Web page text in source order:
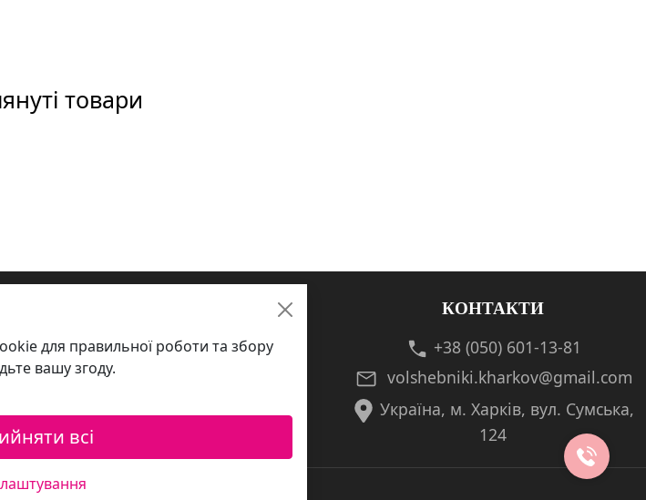
товари
КОНТАКТИ
+38 (050) 601-13-81
volshebniki.kharkov@gmail.com
Україна, м. Харків, вул. Сумська,
124
для правильної роботи та збору
вашу згоду.
всі